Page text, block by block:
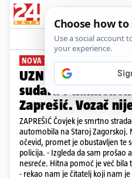
NOVA SMRT NA CESTAMA
UZNEMIRUJUĆA
sudaru s
Zaprešić. Vozač
ZAPREŠIĆ Čovjek je smrtno
automobila na Staroj Zagorskoj.
očevid, promet je obustavljen te
policija. - Izgleda da sam
nesreće. Hitna pomoć je već
- rekao nam je čitatelj koji nam